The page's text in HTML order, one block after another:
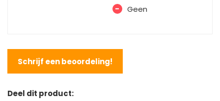
- Geen
Schrijf een beoordeling!
Deel dit product: